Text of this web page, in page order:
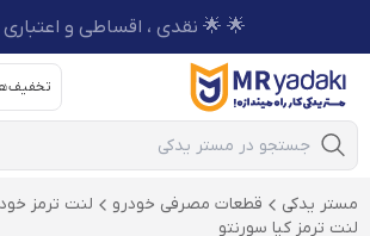
🌟 🌟 نقدی ، اقساطی و
Mobile Search
مستر یدکی قطعات مصرفی خودرو
لنت ترمز
لنت ترمز کیا سورنتو